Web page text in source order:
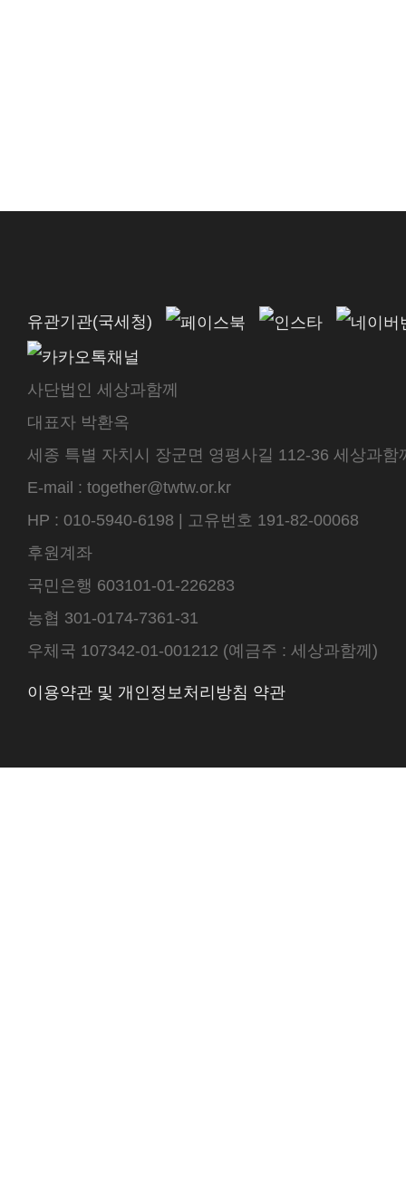
유관기관(국세청)
사단법인 세상과함께
대표자 박환옥
세종 특별 자치시 장군면 영평사길 112-36 세상과
E-mail : together@twtw.or.kr
HP : 010-5940-6198 | 고유번호 191-82-00068
후원계좌
국민은행 603101-01-226283
농협 301-0174-7361-31
우체국 107342-01-001212 (예금주 : 세상과함께)
이용약관 및 개인정보처리방침 약관